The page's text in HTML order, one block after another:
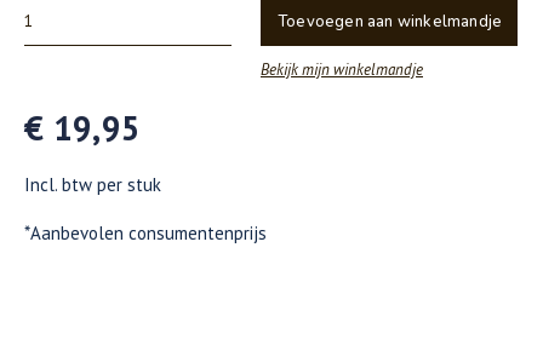
Toevoegen aan winkelmandje
Bekijk mijn winkelmandje
€ 19,95
Incl. btw per stuk
*Aanbevolen consumentenprijs